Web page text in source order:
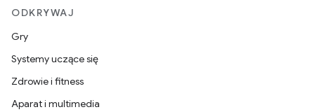
ODKRYWAJ
Gry
Systemy uczące się
Zdrowie i fitness
Aparat i multimedia